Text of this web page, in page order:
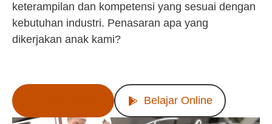
keterampilan dan kompetensi yang sesuai dengan
kebutuhan industri. Penasaran apa yang
dikerjakan anak kami?
Belajar Online